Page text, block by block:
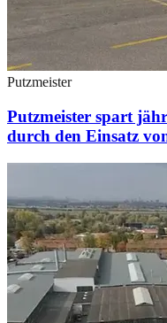
Putzmeister
Putzmeister spart
durch den Einsatz